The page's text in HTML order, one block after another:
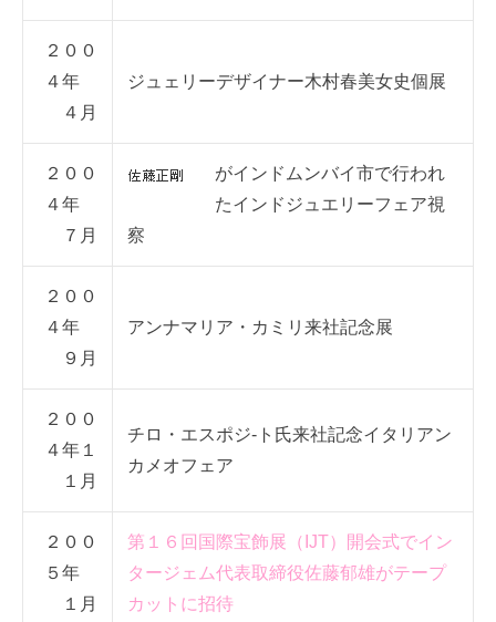
２００
４年
４月
ジュェリーデザイナー木村春美女史個展
２００
４年
７月
がインドムンバイ市で行われ
たインドジュエリーフェア視
察
２００
４年
９月
アンナマリア・カミリ来社記念展
２００
４年１
１月
チロ・エスポジ‐ト氏来社記念イタリアン
カメオフェア
２００
５年
１月
第１６回国際宝飾展（IJT）開会式でイン
タージェム代表取締役佐藤郁雄がテープ
カットに招待